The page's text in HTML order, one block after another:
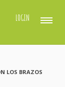
LOGIN
LOS BRAZOS